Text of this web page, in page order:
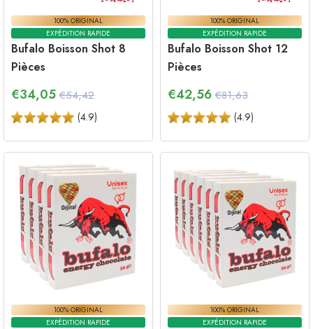
100% ORIGINAL
EXPÉDITION RAPIDE
Bufalo Boisson Shot 8
Pièces
€34,05 €54,42
(4.9)
100% ORIGINAL
EXPÉDITION RAPIDE
Bufalo Boisson Shot 12
Pièces
€42,56 €81,63
(4.9)
100% ORIGINAL
EXPÉDITION RAPIDE
100% ORIGINAL
EXPÉDITION RAPIDE